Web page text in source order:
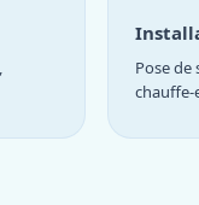
Pose de
chauffe-